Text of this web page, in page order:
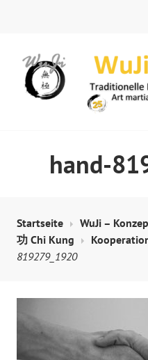
hand-
Startseite WuJi –
功 Chi Kung
819279_1920